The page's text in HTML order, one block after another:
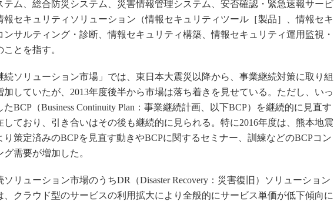
テム、総合防災システム、災害情報管理システム、安否確認・緊急速報サービ
報セキュリティソリューション（情報セキュリティツール［製品］、情報セキ
ンサルティング・診断、情報セキュリティ構築、情報セキュリティ運用監視・
とを指す。
ソリューション市場」では、東日本大震災以降から、事業継続対策に取り組
加していたが、2013年度後半から市場は落ち着きを見せている。ただし、いっ
たBCP（Business Continuity Plan：事業継続計画、以下BCP）を継続的に見直す
しており、引き合いはその後も継続的に見られる。特に2016年度は、熊本地震
り策定済みのBCPを見直す動きやBCPに関するセミナー、訓練などのBCPコン
需要が増加した。
リューション市場のうちDR（Disaster Recovery：災害復旧）ソリューション
、クラウド型のサービスの利用拡大により全般的にサービス単価が低下傾向に